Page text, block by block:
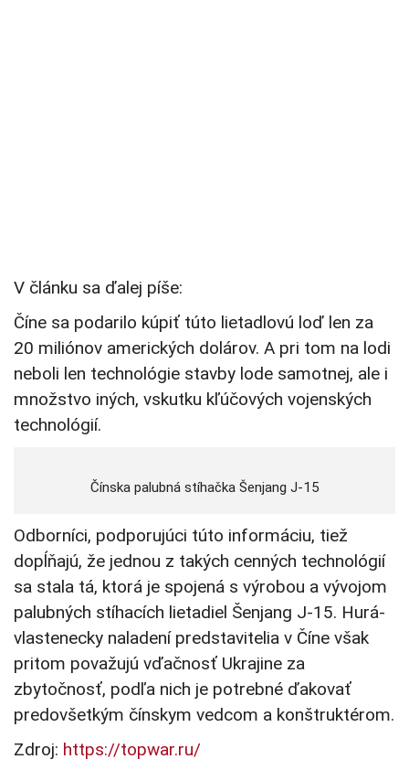
V článku sa ďalej píše:
Číne sa podarilo kúpiť túto lietadlovú loď len za
20 miliónov amerických dolárov. A pri tom na lodi
neboli len technológie stavby lode samotnej, ale i
množstvo iných, vskutku kľúčových vojenských
technológií.
Čínska palubná stíhačka Šenjang J-15
Odborníci, podporujúci túto informáciu, tiež
dopĺňajú, že jednou z takých cenných technológií
sa stala tá, ktorá je spojená s výrobou a vývojom
palubných stíhacích lietadiel Šenjang J-15. Hurá-
vlastenecky naladení predstavitelia v Číne však
pritom považujú vďačnosť Ukrajine za
zbytočnosť, podľa nich je potrebné ďakovať
predovšetkým čínskym vedcom a konštruktérom.
Zdroj: https://topwar.ru/